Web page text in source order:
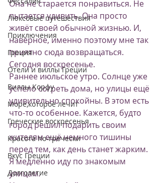
Люксовые путешествия
Приключения
Греция
Отели и виллы Греции
Виллы Корфу
Море,которое лечит
Греческие воскресенья
Красота по-гречески
Вкус Греции
Долголетие
Она не старается понравиться. Не
пытается удивить. Она просто
живёт своей обычной жизнью. И,
наверное, именно поэтому мне так
приятно сюда возвращаться.
Сегодня воскресенье.
Раннее июльское утро. Солнце уже
успело согреть дома, но улицы ещё
удивительно спокойны. В этом есть
что-то особенное. Кажется, будто
город решил подарить своим
жителям ещё немного тишины
перед тем, как день станет жарким.
Я медленно иду по знакомым
улицам.